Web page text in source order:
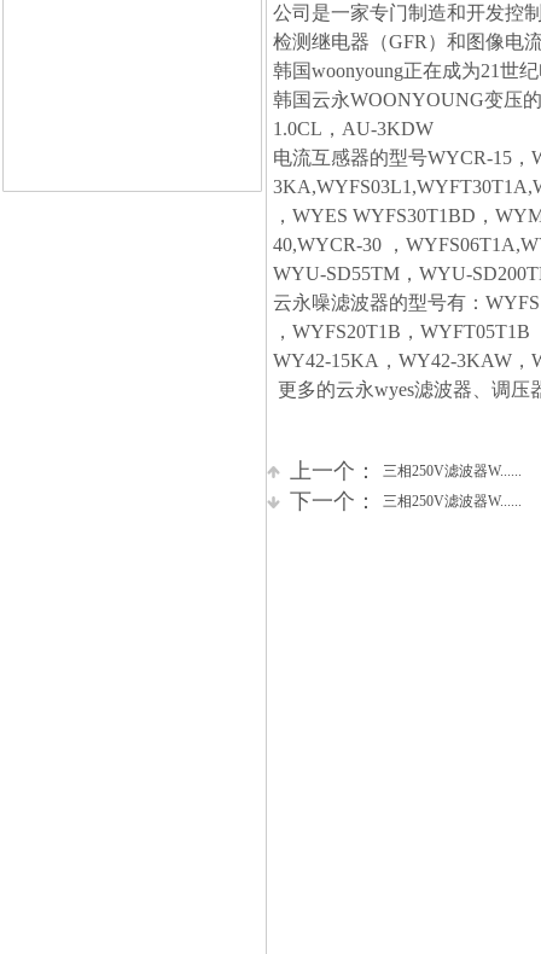
公司是一家专门制造和开发控
检测继电器（GFR）和图像电
韩国woonyoung正在成为21世
韩国云永WOONYOUNG变压
1.0CL，AU-3KDW
电流互感器的型号WYCR-15
，WYES WYFS30T1BD，
40,WYCR-30 ，
WYU-SD55TM，WYU-
云永噪滤波器的型号有：
，WYFS20T1B，
WY42-15KA，WY42-3KAW，
更多的云永wyes滤波器、调
上一个： 三相250V滤波器W......
下一个： 三相250V滤波器W......